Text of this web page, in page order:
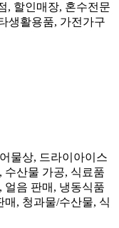
, 할인매장, 혼수전문
생활용품, 가전가구
물상, 드라이아이스
수산물 가공, 식료품
얼음 판매, 냉동식품
매, 청과물/수산물, 식